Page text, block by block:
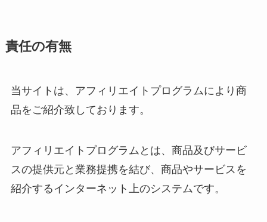
責任の有無
当サイトは、アフィリエイトプログラムにより商
品をご紹介致しております。
アフィリエイトプログラムとは、商品及びサービ
スの提供元と業務提携を結び、商品やサービスを
紹介するインターネット上のシステムです。